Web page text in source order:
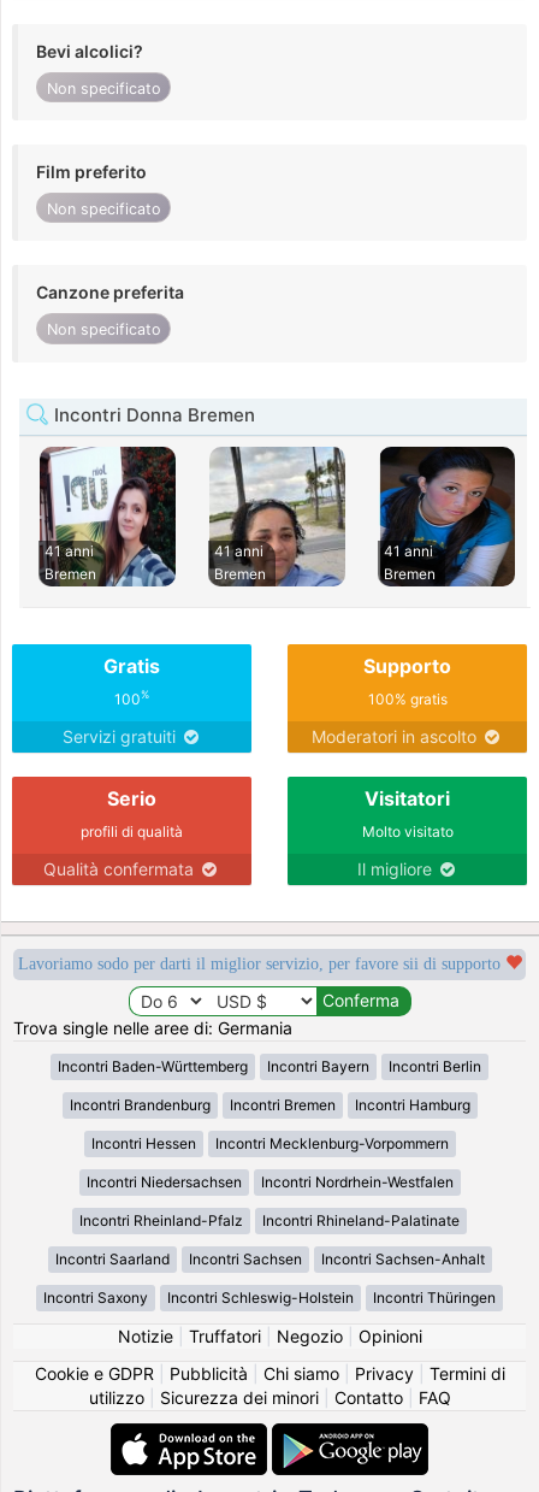
Bevi alcolici?
Non specificato
Film preferito
Non specificato
Canzone preferita
Non specificato
Incontri Donna Bremen
41 anni
Bremen
41 anni
Bremen
41 anni
Bremen
Gratis
100%
Servizi gratuiti
Supporto
100% gratis
Moderatori in ascolto
Serio
profili di qualità
Qualità confermata
Visitatori
Molto visitato
Il migliore
Lavoriamo sodo per darti il miglior servizio, per favore sii di supporto
Trova single nelle aree di: Germania
Incontri Baden-Württemberg Incontri Bayern Incontri Berlin
Incontri Brandenburg Incontri Bremen Incontri Hamburg
Incontri Hessen Incontri Mecklenburg-Vorpommern
Incontri Niedersachsen Incontri Nordrhein-Westfalen
Incontri Rheinland-Pfalz Incontri Rhineland-Palatinate
Incontri Saarland Incontri Sachsen Incontri Sachsen-Anhalt
Incontri Saxony Incontri Schleswig-Holstein Incontri Thüringen
Notizie| Truffatori| Negozio| Opinioni
Cookie e GDPR
Pubblicità Chi siamo| Privacy| Termini di
utilizzo| Sicurezza dei minori| Contatto| FAQ